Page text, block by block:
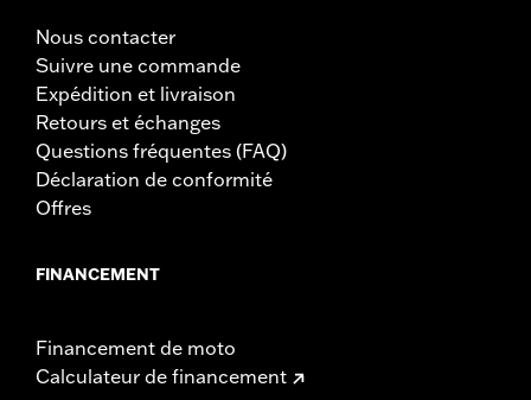
Nous contacter
Suivre une commande
Expédition et livraison
Retours et échanges
Questions fréquentes (FAQ)
Déclaration de conformité
Offres
FINANCEMENT
Financement de moto
Calculateur de financement